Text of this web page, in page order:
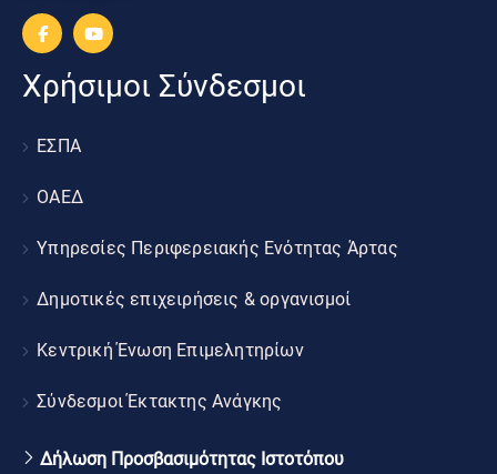
Χρήσιμοι Σύνδεσμοι
ΕΣΠΑ
ΟΑΕΔ
Υπηρεσίες Περιφερειακής Ενότητας Άρτας
Δημοτικές επιχειρήσεις & οργανισμοί
Κεντρική Ένωση Επιμελητηρίων
Σύνδεσμοι Έκτακτης Ανάγκης
Δήλωση Προσβασιμότητας Ιστοτόπου